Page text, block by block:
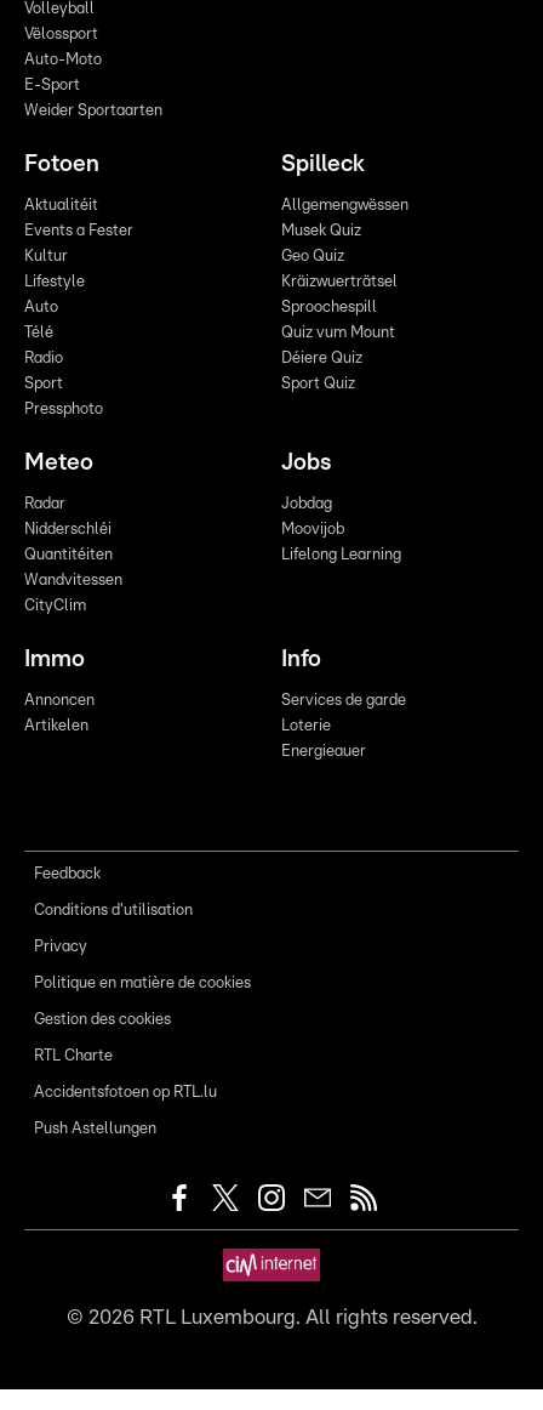
Volleyball
Vëlossport
Auto-Moto
E-Sport
Weider Sportaarten
Fotoen
Aktualitéit
Events a Fester
Kultur
Lifestyle
Auto
Télé
Radio
Sport
Pressphoto
Spilleck
Allgemengwëssen
Musek Quiz
Geo Quiz
Kräizwuerträtsel
Sproochespill
Quiz vum Mount
Déiere Quiz
Sport Quiz
Meteo
Radar
Nidderschléi
Quantitéiten
Wandvitessen
CityClim
Jobs
Jobdag
Moovijob
Lifelong Learning
Immo
Annoncen
Artikelen
Info
Services de garde
Loterie
Energieauer
Feedback
Conditions d'utilisation
Privacy
Politique en matière de cookies
Gestion des cookies
RTL Charte
Accidentsfotoen op RTL.lu
Push Astellungen
© 2026RTL Luxembourg. All rights reserved.